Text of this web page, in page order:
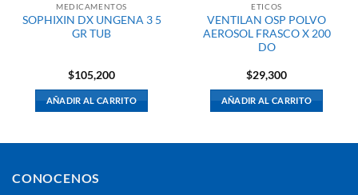
MEDICAMENTOS
SOPHIXIN DX UNGENA 3 5
GR TUB
$105,200
AÑADIR AL CARRITO
ETICOS
VENTILAN OSP POLVO
AEROSOL FRASCO X 200
DO
$29,300
AÑADIR AL CARRITO
CONOCENOS